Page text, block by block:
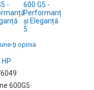
ţi opinia
HP
600G5